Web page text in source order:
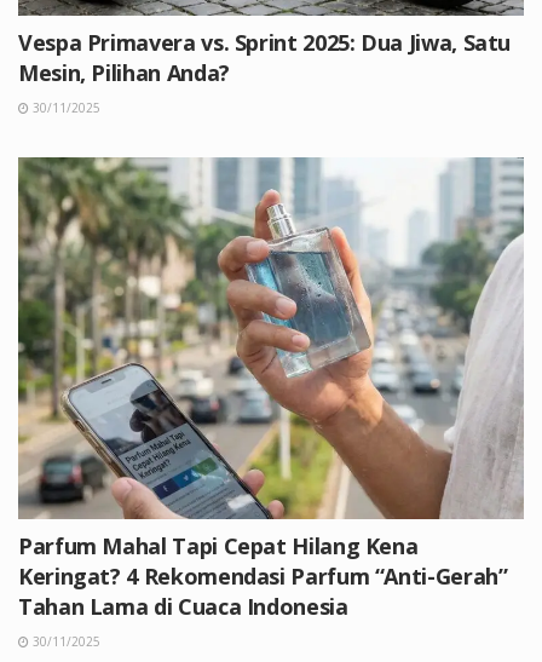
Vespa Primavera vs. Sprint 2025: Dua Jiwa, Satu
Mesin, Pilihan Anda?
30/11/2025
Parfum Mahal Tapi Cepat Hilang Kena
Keringat? 4 Rekomendasi Parfum “Anti-Gerah”
Tahan Lama di Cuaca Indonesia
30/11/2025